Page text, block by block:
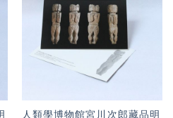
人類學博物館宮川次郎藏品明